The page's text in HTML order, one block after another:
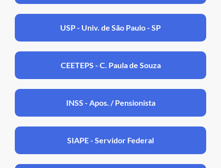
USP - Univ. de São Paulo - SP
CEETEPS - C. Paula de Souza
INSS - Apos. / Pensionista
SIAPE - Servidor Federal